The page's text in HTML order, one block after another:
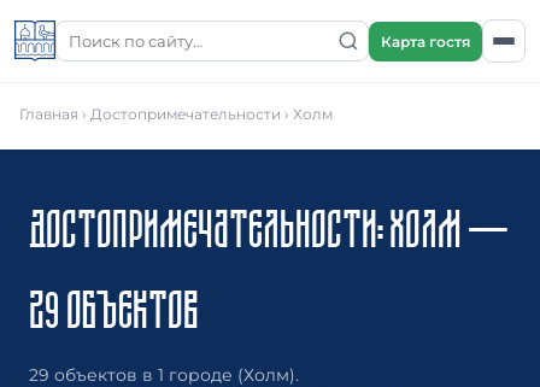
Карта гостя
Главная › Достопримечательности › Холм
ДОСТОПРИМЕЧАТЕЛЬНОСТИ: ХОЛМ —
29 ОБЪЕКТОВ
29 объектов в 1 городе (Холм).